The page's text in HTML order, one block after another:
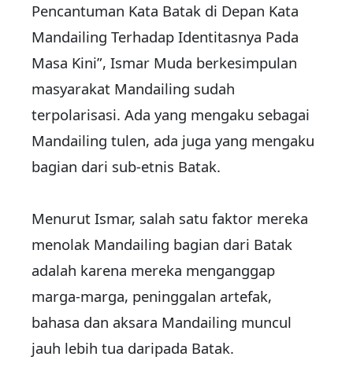
Pencantuman Kata Batak di Depan Kata
Mandailing Terhadap Identitasnya Pada
Masa Kini”, Ismar Muda berkesimpulan
masyarakat Mandailing sudah
terpolarisasi. Ada yang mengaku sebagai
Mandailing tulen, ada juga yang mengaku
bagian dari sub-etnis Batak.
Menurut Ismar, salah satu faktor mereka
menolak Mandailing bagian dari Batak
adalah karena mereka menganggap
marga-marga, peninggalan artefak,
bahasa dan aksara Mandailing muncul
jauh lebih tua daripada Batak.